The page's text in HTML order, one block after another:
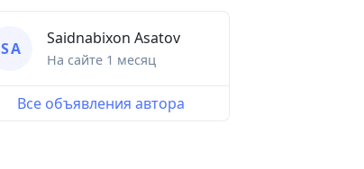
S A
Saidnabixon Asatov
На сайте 1 месяц
Все объявления автора